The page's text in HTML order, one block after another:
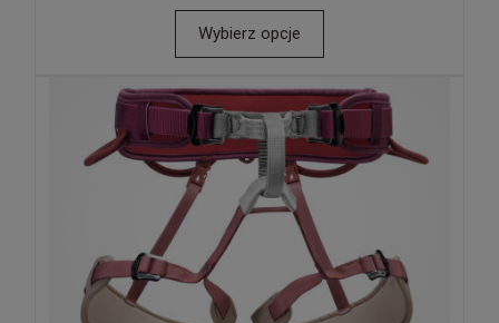
Wybierz opcje